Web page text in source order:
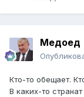
Медоед
Кто-то обещает.
В каких-то